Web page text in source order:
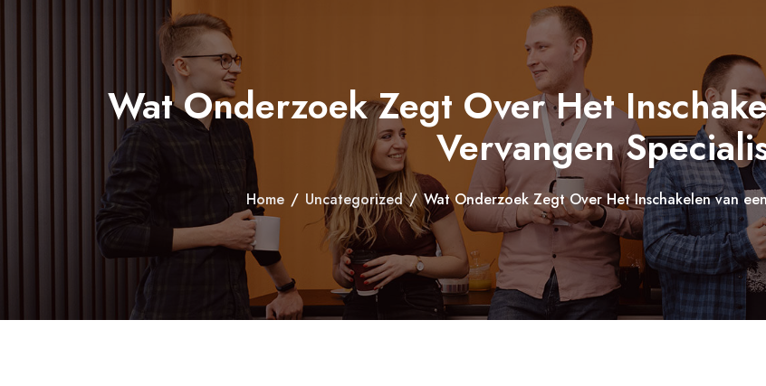
Wat Onderzoek Zegt Over Het
Vervangen
Home / Uncategorized / Wat Onderzoek Zegt Over Het Inschakelen van